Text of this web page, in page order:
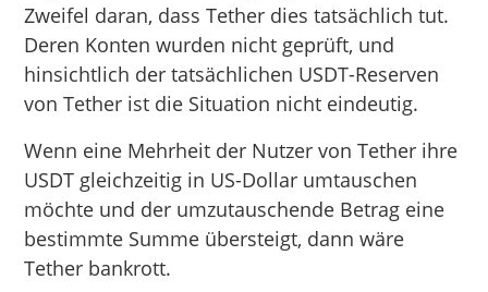
Zweifel daran, dass Tether dies tatsächlich tut.
Deren Konten wurden nicht geprüft, und
hinsichtlich der tatsächlichen USDT-Reserven
von Tether ist die Situation nicht eindeutig.
Wenn eine Mehrheit der Nutzer von Tether ihre
USDT gleichzeitig in US-Dollar umtauschen
möchte und der umzutauschende Betrag eine
bestimmte Summe übersteigt, dann wäre
Tether bankrott.